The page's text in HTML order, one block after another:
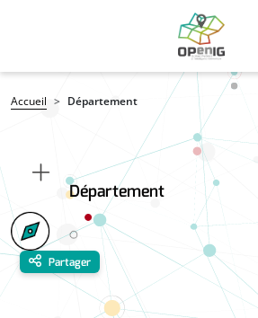
Fil d'Ariane
Accueil Département
Département
Partager